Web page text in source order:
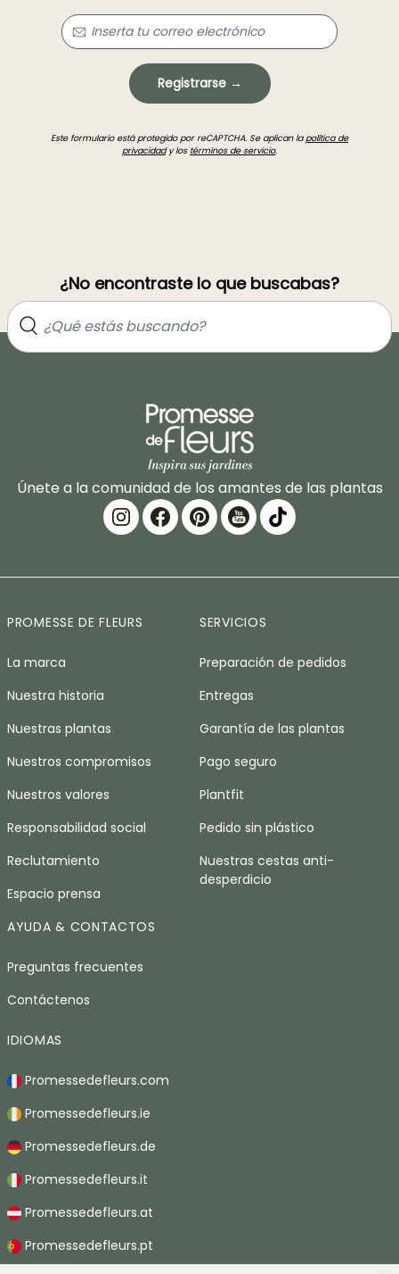
Registrarse →
Este formulario está protegido por reCAPTCHA. Se aplican lapolítica de
privacidady los términos de servicio.
¿No encontraste lo que buscabas?
Únete a la comunidad de los amantes de las plantas
PROMESSE DE FLEURS
La marca
Nuestra historia
Nuestras plantas
Nuestros compromisos
Nuestros valores
Responsabilidad social
Reclutamiento
Espacio prensa
SERVICIOS
Preparación de pedidos
Entregas
Garantía de las plantas
Pago seguro
Plantfit
Pedido sin plástico
Nuestras cestas anti-
desperdicio
AYUDA & CONTACTOS
Preguntas frecuentes
Contáctenos
IDIOMAS
Promessedefleurs.com
Promessedefleurs.ie
Promessedefleurs.de
Promessedefleurs.it
Promessedefleurs.at
Promessedefleurs.pt